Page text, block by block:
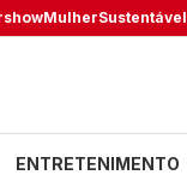
MulherSustentável
ENTRETENIMENTO